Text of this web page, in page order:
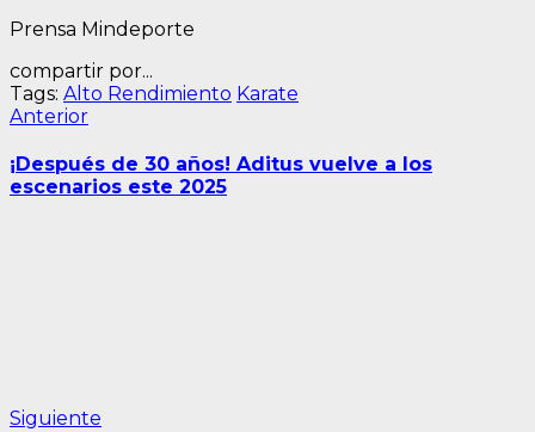
Prensa Mindeporte
compartir por...
Tags: Alto Rendimiento Karate
Navegación
de
entradas
AnteriorEntrada
¡Después de 30 años! Aditus vuelve a los
escenarios este 2025
Siguiente